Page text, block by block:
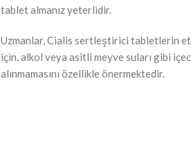
tablet almanız yeterlidir.
Uzmanlar, Cialis sertleştirici tabletlerin
için, alkol veya asitli meyve suları gibi
alınmamasını özellikle önermektedir.